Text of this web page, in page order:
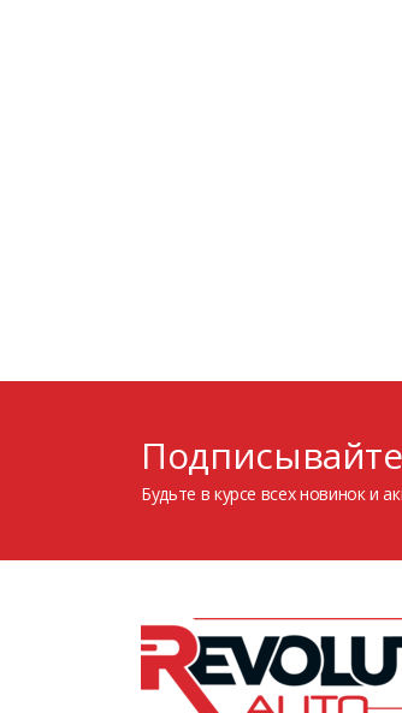
Будьте в курсе всех новинок и